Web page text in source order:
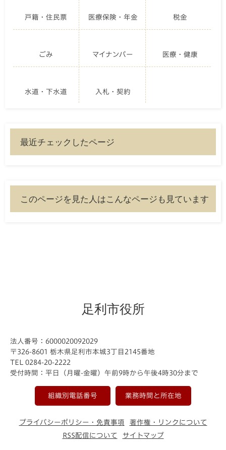
戸籍・住民票 医療保険・年金 税金
ごみ マイナンバー 医療・健康
水道・下水道 入札・契約
最近チェックしたページ
このページを見た人はこんなページも見ています
足利市役所
法人番号：6000020092029
〒326-8601 栃木県足利市本城3丁目2145番地
TEL 0284-20-2222
受付時間：平日（月曜-金曜）午前9時から午後4時30分まで
組織別電話番号 業務時間と所在地
プライバシーポリシー・免責事項
著作権・リンクについて
RSS配信について
サイトマップ